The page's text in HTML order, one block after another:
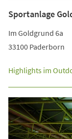
Sportanlage
Im Goldgrund 6a
33100 Paderborn
Highlights im
(Öffnet
einem
neuen
Tab)